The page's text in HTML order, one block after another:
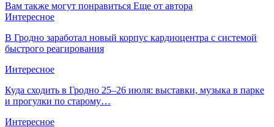
Вам также могут понравиться Еще от автора
Интересное
В Гродно заработал новый корпус кардиоцентра с системой
быстрого реагирования
Интересное
Куда сходить в Гродно 25–26 июля: выставки, музыка в парке
и прогулки по старому…
Интересное